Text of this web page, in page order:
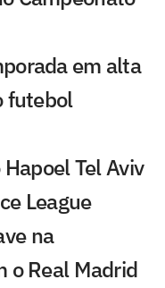
em alta
futebol
Tel Aviv
League
na
o Real Madrid